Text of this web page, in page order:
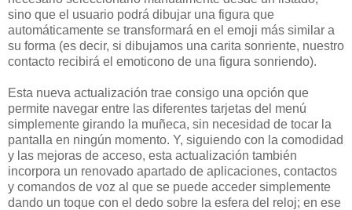
sino que el usuario podrá dibujar una figura que
automáticamente se transformará en el emoji más similar a
su forma (es decir, si dibujamos una carita sonriente, nuestro
contacto recibirá el emoticono de una figura sonriendo).
Esta nueva actualización trae consigo una opción que
permite navegar entre las diferentes tarjetas del menú
simplemente girando la muñeca, sin necesidad de tocar la
pantalla en ningún momento. Y, siguiendo con la comodidad
y las mejoras de acceso, esta actualización también
incorpora un renovado apartado de aplicaciones, contactos
y comandos de voz al que se puede acceder simplemente
dando un toque con el dedo sobre la esfera del reloj; en ese